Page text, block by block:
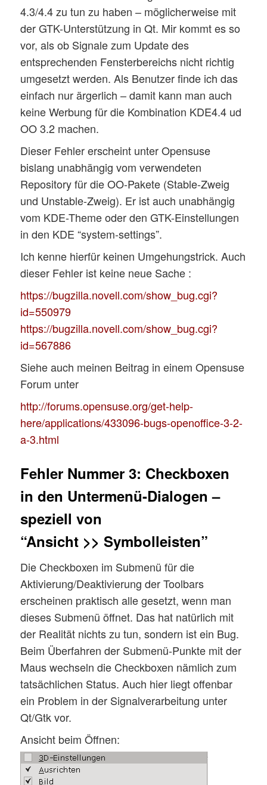
4.3/4.4 zu tun zu haben – möglicherweise mit
der GTK-Unterstützung in Qt. Mir kommt es so
vor, als ob Signale zum Update des
entsprechenden Fensterbereichs nicht richtig
umgesetzt werden. Als Benutzer finde ich das
einfach nur ärgerlich – damit kann man auch
keine Werbung für die Kombination KDE4.4 ud
OO 3.2 machen.
Dieser Fehler erscheint unter Opensuse
bislang unabhängig vom verwendeten
Repository für die OO-Pakete (Stable-Zweig
und Unstable-Zweig). Er ist auch unabhängig
vom KDE-Theme oder den GTK-Einstellungen
in den KDE “system-settings”.
Ich kenne hierfür keinen Umgehungstrick. Auch
dieser Fehler ist keine neue Sache :
https://bugzilla.novell.com/show_bug.cgi?
id=550979
https://bugzilla.novell.com/show_bug.cgi?
id=567886
Siehe auch meinen Beitrag in einem Opensuse
Forum unter
http://forums.opensuse.org/get-help-
here/applications/433096-bugs-openoffice-3-2-
a-3.html
Fehler Nummer 3: Checkboxen
in den Untermenü-Dialogen –
speziell von
“Ansicht >> Symbolleisten”
Die Checkboxen im Submenü für die
Aktivierung/Deaktivierung der Toolbars
erscheinen praktisch alle gesetzt, wenn man
dieses Submenü öffnet. Das hat natürlich mit
der Realität nichts zu tun, sondern ist ein Bug.
Beim Überfahren der Submenü-Punkte mit der
Maus wechseln die Checkboxen nämlich zum
tatsächlichen Status. Auch hier liegt offenbar
ein Problem in der Signalverarbeitung unter
Qt/Gtk vor.
Ansicht beim Öffnen: